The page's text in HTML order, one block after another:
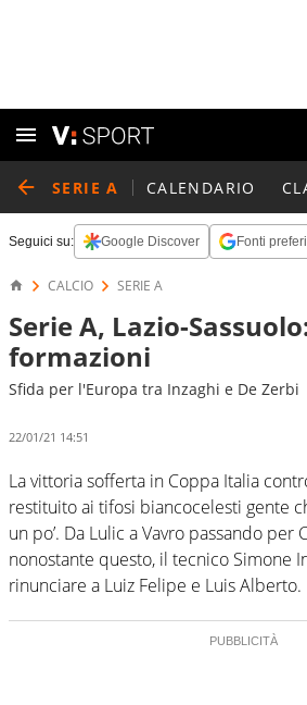
SERIE A CALENDARIO
Seguici su: Google Discover Fonti
CALCIO SERIE A
Serie A, Lazio-
formazioni
Sfida per l'Europa tra Inzaghi e De Zerbi
22/01/21 14:51
La vittoria sofferta in Coppa Italia
restituito ai tifosi biancocelesti gente
un po’. Da Lulic a Vavro passando per
nonostante questo, il tecnico Simone
rinunciare a Luiz Felipe e Luis Alberto.